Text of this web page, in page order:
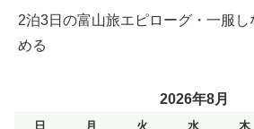
2泊3日の富山旅エピローグ・一服
める
2026年8月
日 月 火 水 木